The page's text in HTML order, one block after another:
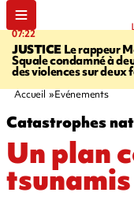
07:22
JUSTICE Le rappeur
Squale condamné à
des violences sur deux
Accueil Evénements
Catastrophes
Un plan
tsunamis